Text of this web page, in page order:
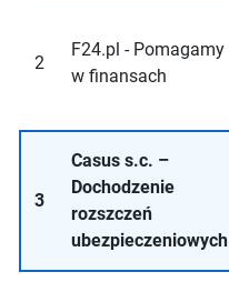
2
F24.pl - Pomagamy
w finansach
3
Casus s.c. –
Dochodzenie
rozszczeń
ubezpieczeniowych